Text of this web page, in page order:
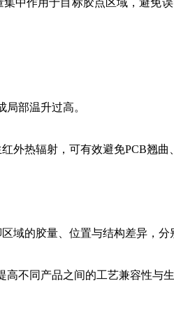
作用于目标胶点区域，避免
部温升过高。
热辐射，可有效避免PCB翘曲
的胶量、位置与结构差异，分
不同产品之间的工艺兼容性与生